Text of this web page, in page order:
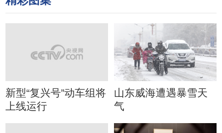
新型“复兴号”动车组将
上线运行
山东威海遭遇暴雪天
气